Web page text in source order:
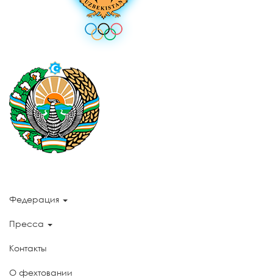
Федерация
Пресса
Контакты
О фехтовании